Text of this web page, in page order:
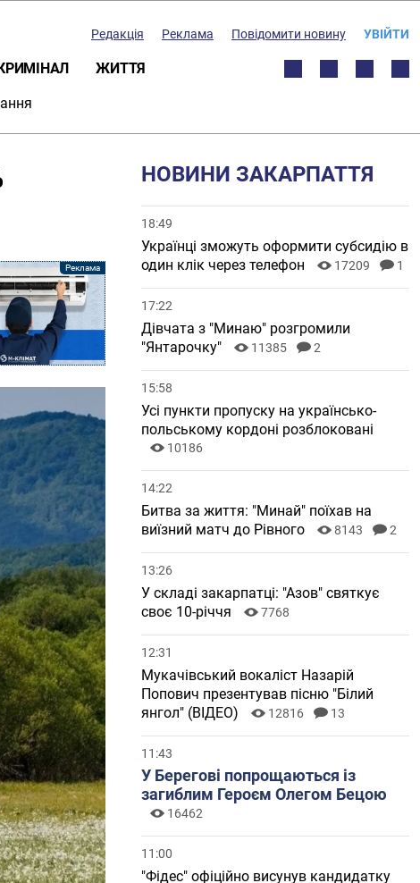
Редакція Реклама Повідомити новину УВІЙТИ
ЖИТТЯ
НОВИНИ ЗАКАРПАТТЯ
18:49
Українці зможуть оформити субсидію в
один клік через телефон
17209 1
17:22
Дівчата з "Минаю" розгромили
"Янтарочку"
11385 2
15:58
Усі пункти пропуску на українсько-
польському кордоні розблоковані
10186
14:22
Битва за життя: "Минай" поїхав на
виїзний матч до Рівного
8143 2
13:26
У складі закарпатці: "Азов" святкує
своє 10-річчя
7768
12:31
Мукачівський вокаліст Назарій
Попович презентував пісню "Білий
янгол" (ВІДЕО)
12816 13
11:43
У Берегові попрощаються із
загиблим Героєм Олегом Бецою
16462
11:00
"Фідес" офіційно висунув кандидатку